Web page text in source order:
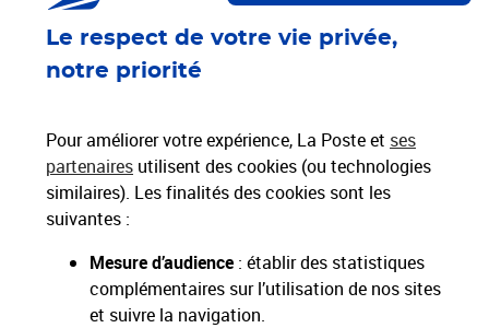
Le respect de votre vie privée,
notre priorité
Pour améliorer votre expérience, La Poste et ses
partenaires utilisent des cookies (ou technologies
similaires). Les finalités des cookies sont les
suivantes :
Mesure d’audience : établir des statistiques
complémentaires sur l’utilisation de nos sites
et suivre la navigation.
Paiements 100% sécurisés
Hors livres et hors produits marketplace
Nos engagements
sociétaux et environnementaux
Applications La Poste